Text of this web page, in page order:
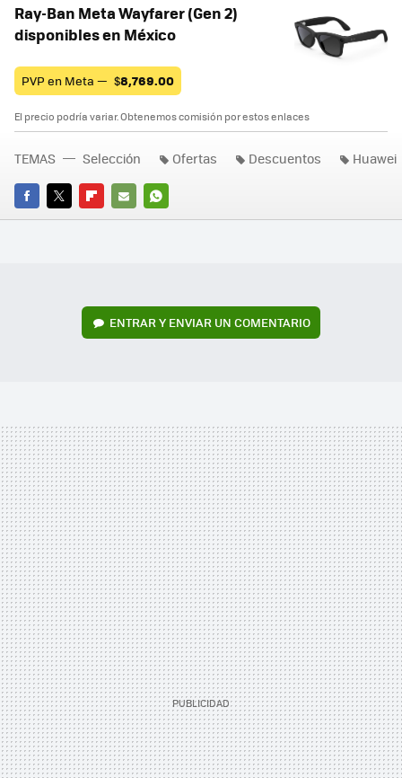
Ray-Ban Meta Wayfarer (Gen 2)
disponibles en México
PVP en Meta — $8,769.00
El precio podría variar. Obtenemos comisión por estos enlaces
FACEBOOK
TWITTERFLIPBOARD
E-
WHATSAPP
TEMAS Selección Ofertas Descuentos Huawei
ENTRAR Y ENVIAR UN COMENTARIO